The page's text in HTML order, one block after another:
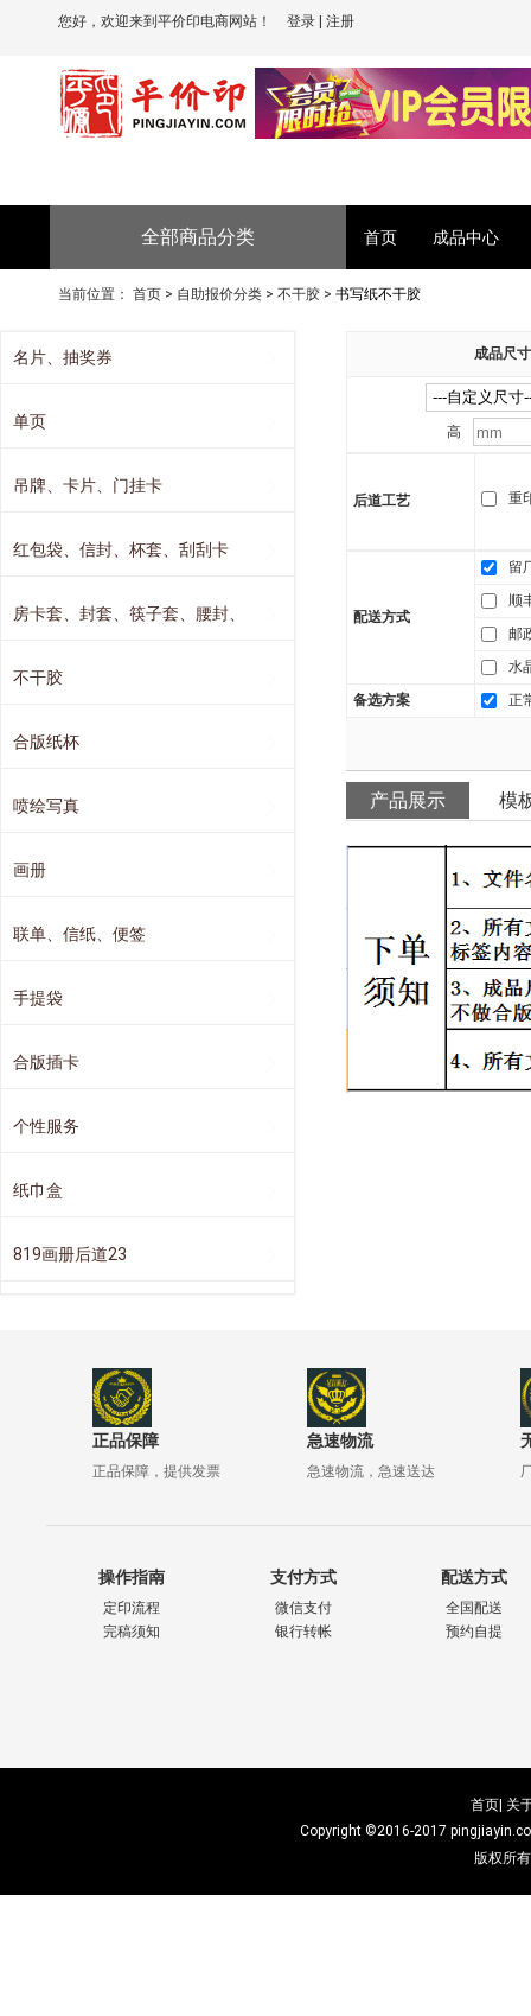
您好，欢迎来到平价印电商网站！ 登录 注册
全部商品分类 首页 成品中心
当前位置： 首页 > 自助报价分类 > 不干胶 > 书写纸不干胶
名片、抽奖券
单页
吊牌、卡片、门挂卡
红包袋、信封、杯套、刮刮卡
房卡套、封套、筷子套、腰封、
不干胶
合版纸杯
喷绘写真
画册
联单、信纸、便签
手提袋
合版插卡
个性服务
纸巾盒
819画册后道23
成品尺
高
后道工艺 重
配送方式
留
顺
邮
水
备选方案
正
产品展示 模
正品保障
正品保障，提供发票
急速物流
急速物流，急速送达
操作指南
定印流程
完稿须知
支付方式
微信支付
银行转帐
配送方式
全国配送
预约自提
首页| 关
Copyright ©2016-2017
版权所